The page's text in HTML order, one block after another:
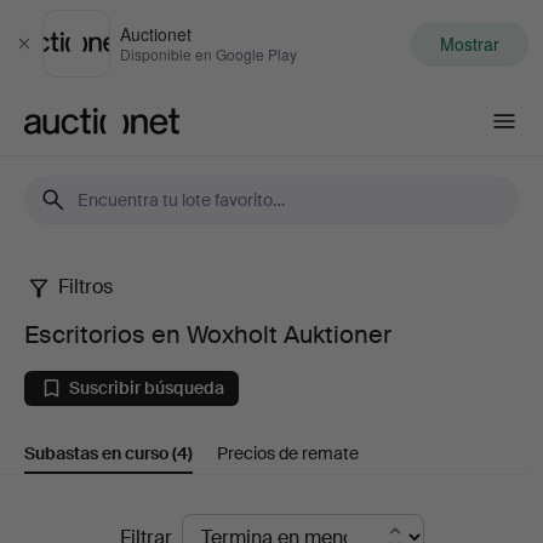
Cerrar
Auctionet
Disponible en Google Play Mostrar
Escritorios
en
Woxholt
Auktioner
Filtros
Escritorios en Woxholt Auktioner
Suscribir búsqueda
Subastas en curso(4) Precios de remate
SubastasFiltrar